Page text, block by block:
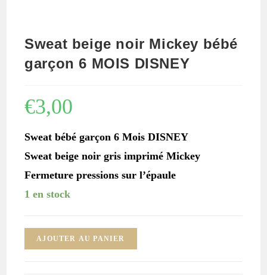
Sweat beige noir Mickey bébé
garçon 6 MOIS DISNEY
€3,00
Sweat bébé garçon 6 Mois DISNEY
Sweat beige noir gris imprimé Mickey
Fermeture pressions sur l’épaule
1 en stock
quantité
de
AJOUTER AU PANIER